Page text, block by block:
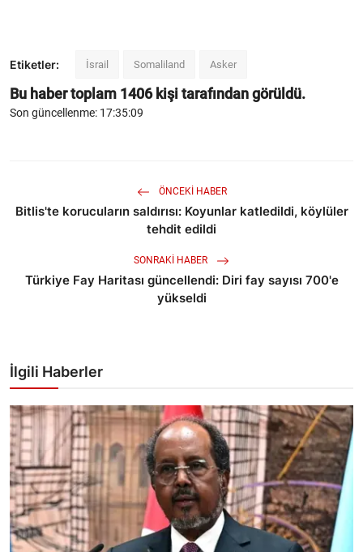
Etiketler: İsrail Somaliland Asker
Bu haber toplam 1406kişi tarafından görüldü.
Son güncellenme: 17:35:09
ÖNCEKI HABER
Bitlis'te korucuların saldırısı: Koyunlar katledildi, köylüler
tehdit edildi
SONRAKI HABER
Türkiye Fay Haritası güncellendi: Diri fay sayısı 700'e
yükseldi
İlgili Haberler